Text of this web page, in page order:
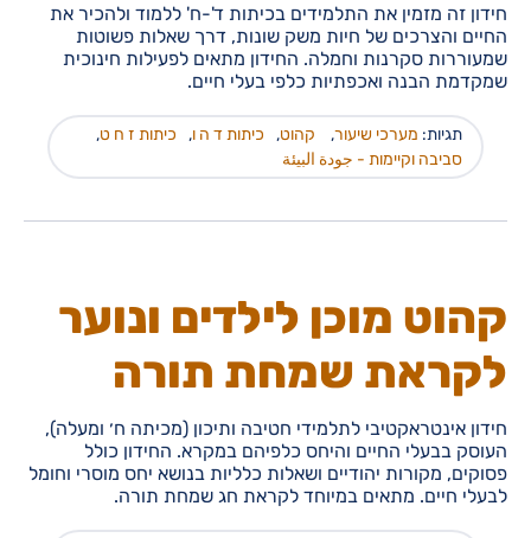
חידון זה מזמין את התלמידים בכיתות ד'-ח' ללמוד ולהכיר את
החיים והצרכים של חיות משק שונות, דרך שאלות פשוטות
שמעוררות סקרנות וחמלה. החידון מתאים לפעילות חינוכית
שמקדמת הבנה ואכפתיות כלפי בעלי חיים.
תגיות: מערכי שיעור, קהוט, כיתות ד ה ו, כיתות ז ח ט,
סביבה וקיימות - جودة البيئة
קהוט מוכן לילדים ונוער
לקראת שמחת תורה
חידון אינטראקטיבי לתלמידי חטיבה ותיכון (מכיתה ח׳ ומעלה),
העוסק בבעלי החיים והיחס כלפיהם במקרא. החידון כולל
פסוקים, מקורות יהודיים ושאלות כלליות בנושא יחס מוסרי וחומל
לבעלי חיים. מתאים במיוחד לקראת חג שמחת תורה.